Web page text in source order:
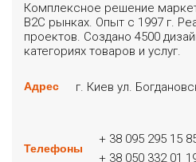
Комплексное решение
B2C рынках. Опыт с 1997 г.
проектов. Создано 4500
категориях товаров и услуг.
Адрес г. Киев ул.
Телефоны
+ 38 095 295 15
+ 38 050 332 01